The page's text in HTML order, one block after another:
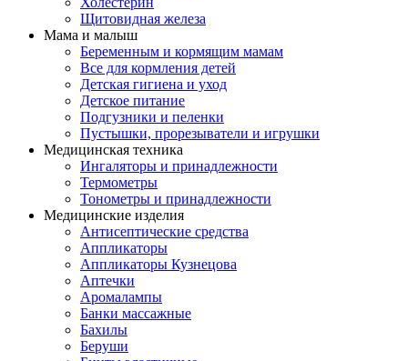
Щитовидная железа
Мама и малыш
Беременным и кормящим мамам
Все для кормления детей
Детская гигиена и уход
Детское питание
Подгузники и пеленки
Пустышки, прорезыватели и игрушки
Медицинская техника
Ингаляторы и принадлежности
Термометры
Тонометры и принадлежности
Медицинские изделия
Антисептические средства
Аппликаторы
Аппликаторы Кузнецова
Аптечки
Аромалампы
Банки массажные
Бахилы
Беруши